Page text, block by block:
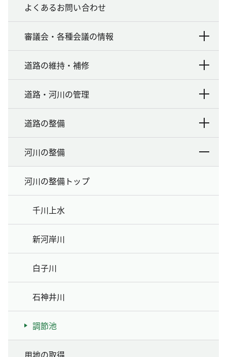
よくあるお問い合わせ
審議会・各種会議の情報
道路の維持・補修
道路・河川の管理
道路の整備
河川の整備
河川の整備トップ
千川上水
新河岸川
白子川
石神井川
調節池
用地の取得